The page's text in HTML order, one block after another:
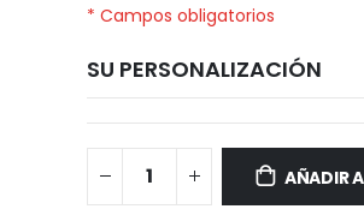
* Campos obligatorios
SU PERSONALIZACIÓN
AÑADIR